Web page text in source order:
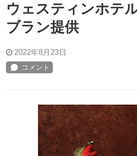
ウェスティンホテ
ブラン提供
2022年8月23日